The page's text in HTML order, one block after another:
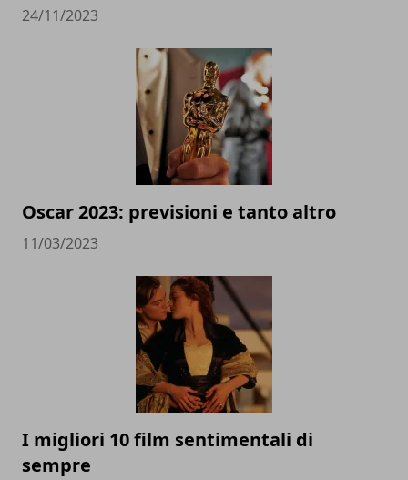
24/11/2023
Oscar 2023: previsioni e tanto altro
11/03/2023
I migliori 10 film sentimentali di
sempre